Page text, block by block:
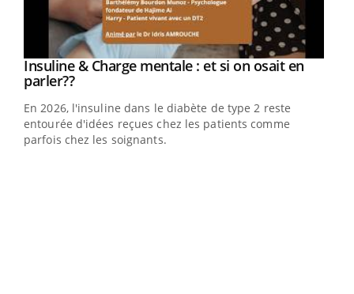
Youtube
Insuline & Charge mentale : et si on osait en
parler??Youtube
En 2026, l'insuline dans le diabète de type 2 reste
entourée d'idées reçues chez les patients comme
parfois chez les soignants.